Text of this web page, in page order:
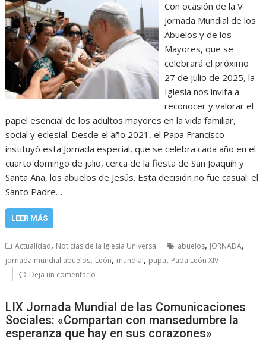
Con ocasión de la V
Jornada Mundial de los
Abuelos y de los
Mayores, que se
celebrará el próximo
27 de julio de 2025, la
Iglesia nos invita a
reconocer y valorar el
papel esencial de los adultos mayores en la vida familiar,
social y eclesial. Desde el año 2021, el Papa Francisco
instituyó esta Jornada especial, que se celebra cada año en el
cuarto domingo de julio, cerca de la fiesta de San Joaquín y
Santa Ana, los abuelos de Jesús. Esta decisión no fue casual: el
Santo Padre…
LEER MÁS
Actualidad, Noticias de la Iglesia Universal abuelos, JORNADA,
jornada mundial abuelos, León, mundial, papa, Papa León XIV
Deja un comentario
LIX Jornada Mundial de las Comunicaciones
Sociales: «Compartan con mansedumbre la
esperanza que hay en sus corazones»